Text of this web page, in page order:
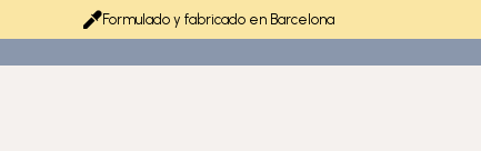
Formulado y fabricado en Barcelona